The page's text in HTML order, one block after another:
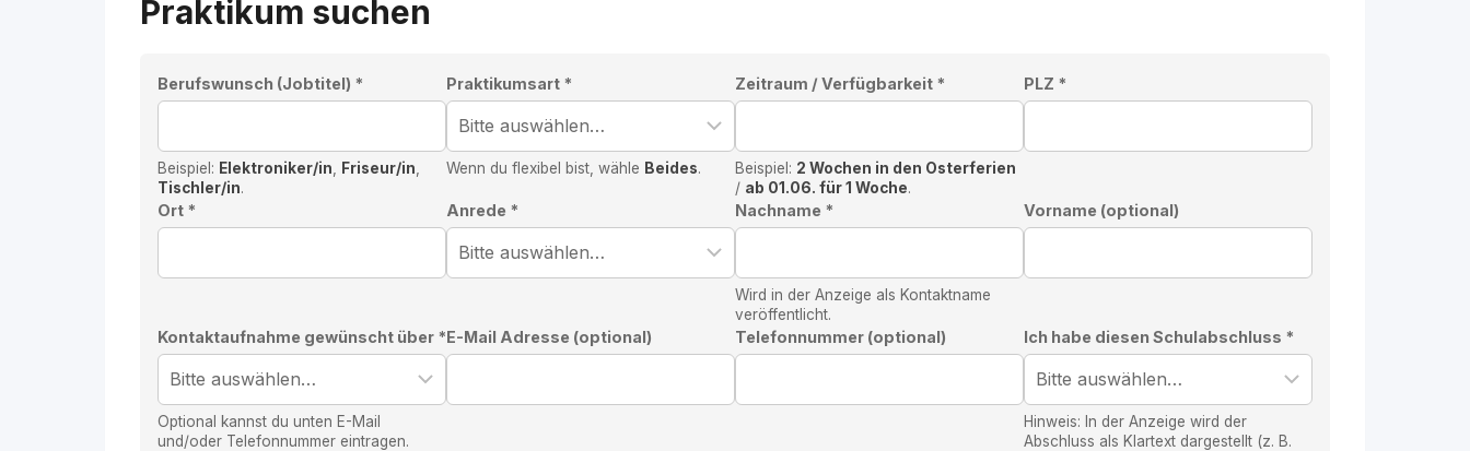
Praktikum suchen
Berufswunsch (Jobtitel) *
Beispiel: Elektroniker/in Friseur/in
Tischler/in.
Praktikumsart *
Wenn du flexibel bist, wähle Beides.
Zeitraum / Verfügbarkeit *
Beispiel: 2 Wochen in den Osterferien
/ ab 01.06. für 1 Woche.
PLZ *
Ort * Anrede * Nachname *
Wird in der Anzeige als Kontaktname
veröffentlicht.
Vorname (optional)
Kontaktaufnahme gewünscht über *
Optional kannst du unten E-Mail
und/oder Telefonnummer eintragen.
E-Mail Adresse (optional) Telefonnummer (optional) Ich habe diesen Schulabschluss *
Hinweis: In der Anzeige wird der
Abschluss als Klartext dargestellt (z. B.